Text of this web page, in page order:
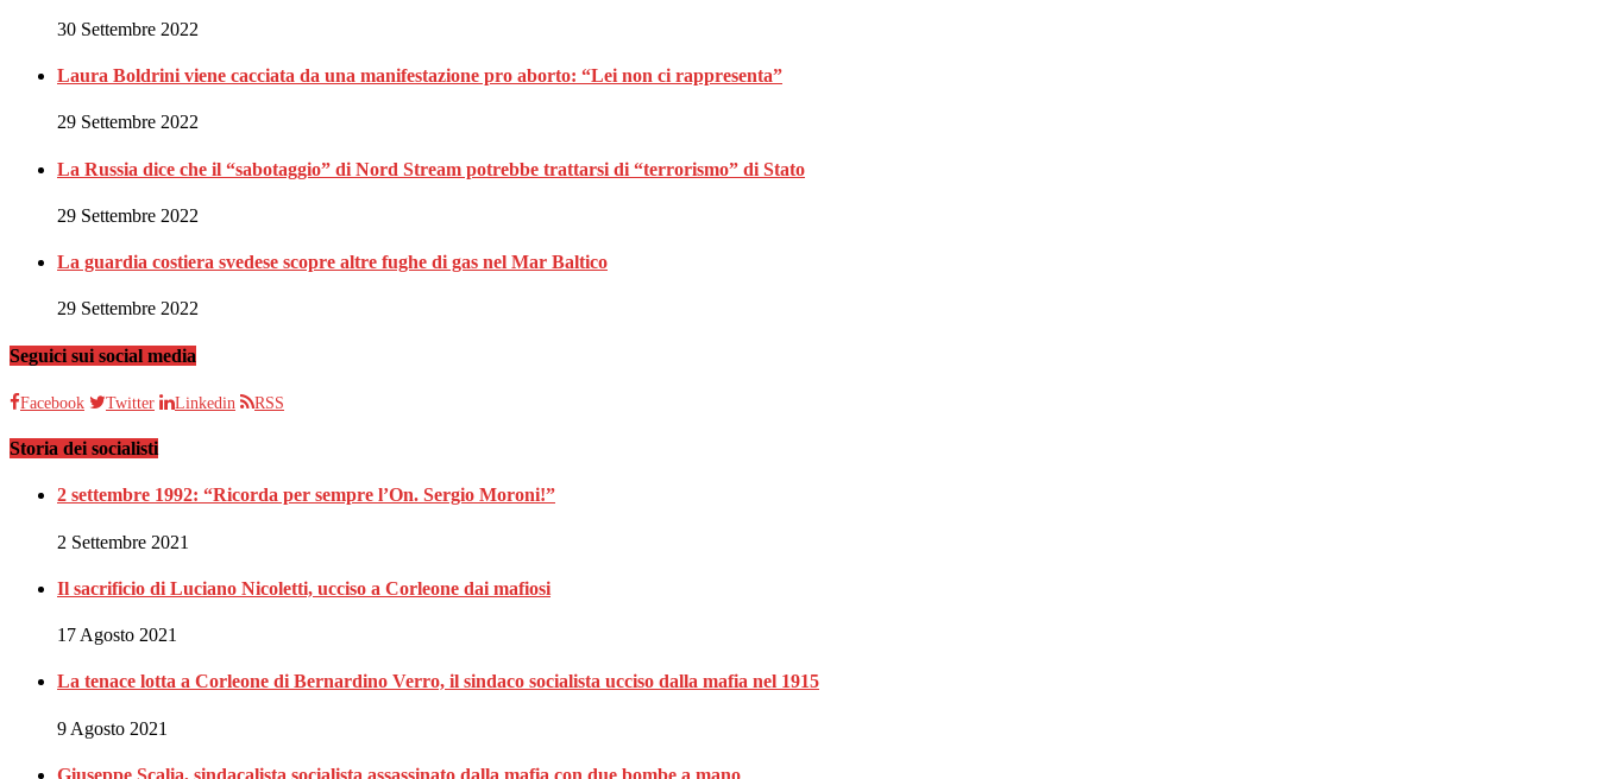
30 Settembre 2022
Laura Boldrini viene cacciata da una manifestazione pro aborto: “Lei non ci rappresenta”
29 Settembre 2022
La Russia dice che il “sabotaggio” di Nord Stream potrebbe trattarsi di “terrorismo” di Stato
29 Settembre 2022
La guardia costiera svedese scopre altre fughe di gas nel Mar Baltico
29 Settembre 2022
Seguici sui social media
Facebook Twitter Linkedin RSS
Storia dei socialisti
2 settembre 1992: “Ricorda per sempre l’On. Sergio Moroni!”
2 Settembre 2021
Il sacrificio di Luciano Nicoletti, ucciso a Corleone dai mafiosi
17 Agosto 2021
La tenace lotta a Corleone di Bernardino Verro, il sindaco socialista ucciso dalla mafia nel 1915
9 Agosto 2021
Giuseppe Scalia, sindacalista socialista assassinato dalla mafia con due bombe a mano